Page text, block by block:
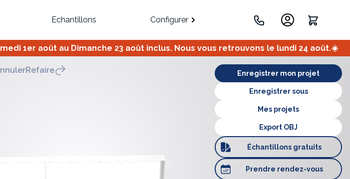
Echantillons Configurer
du catalogue
créer le meuble qui vous ressemble.
Dressing Portes Meuble bas
1er août au Dimanche 23 août inclus. Nous vous retrouvons le lundi 24 août.☀️
Refaire Enregistrer mon projet
Enregistrer sous
Mes projets
Export OBJ
Échantillons gratuits
Prendre rendez-vous